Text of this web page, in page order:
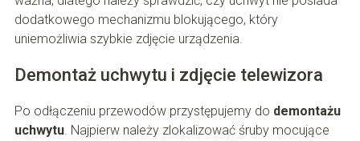
dodatkowego mechanizmu blokującego, który
uniemożliwia szybkie zdjęcie urządzenia.
Demontaż uchwytu i zdjęcie telewizora
Po odłączeniu przewodów przystępujemy do demontażu
uchwytu. Najpierw należy zlokalizować śruby mocujące